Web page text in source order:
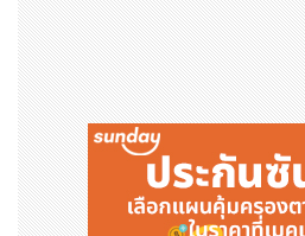
ด้วยเหตุนี้ เอ็นเอ็กซ์ โลจิสติคส์ ปร
ดสอบสาธิตครั้งนี้ เพื่อร่วมมือกับ
รกิจการขนส่งสินค้าทางรถไฟในเอ
ภาพรวมของการทดสอบสาธิต ใน
ถไฟระหว่างไทย-ลาว ซึ่งดำเนินก
ใช้ขบวนรถไฟขนส่งสินค้าประจำขอ